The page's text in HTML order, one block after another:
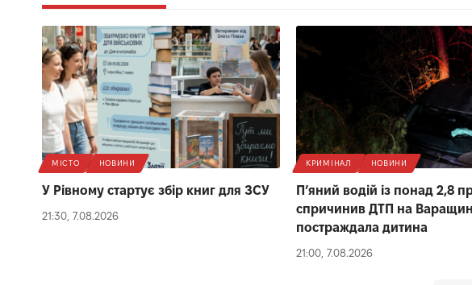
МІСТО НОВИНИ
У Рівному стартує збір книг для ЗСУ
21:30, 7.08.2026
КРИМІНАЛ НОВИНИ
П’яний водій із понад 2,8
спричинив ДТП на
постраждала дитина
21:00, 7.08.2026